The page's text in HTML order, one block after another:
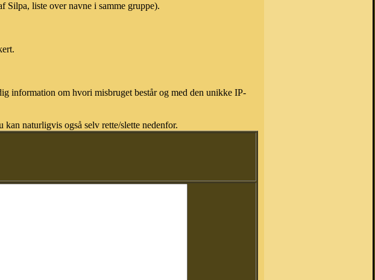
Silpa, liste over navne i samme gruppe).
information om hvori misbruget består og med den unikke IP-
naturligvis også selv rette/slette nedenfor.